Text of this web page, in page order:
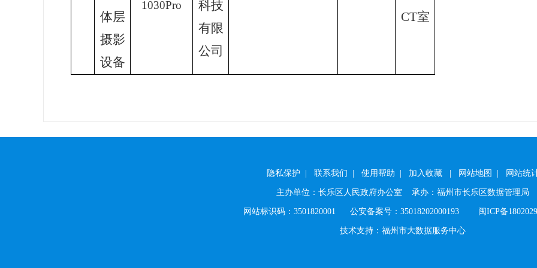
体层
摄影
设备
1030Pro
科技
有限
公司
CT室
隐私保护 联系我们 使用帮助 加入收藏 网站地图 网站统
主办单位：长乐区人民政府办公室 承办：福州市长乐区数据管理局
网站标识码：3501820001 公安备案号：35018202000193 闽ICP备
技术支持：福州市大数据服务中心